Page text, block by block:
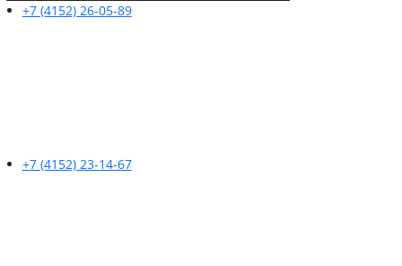
+7 (4152) 26-05-89
+7 (4152) 23-14-67